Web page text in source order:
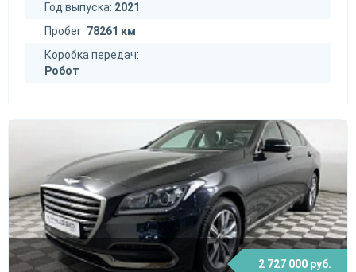
Год выпуска: 2021
Пробег: 78261 км
Коробка передач:
Робот
2 727 000 руб.